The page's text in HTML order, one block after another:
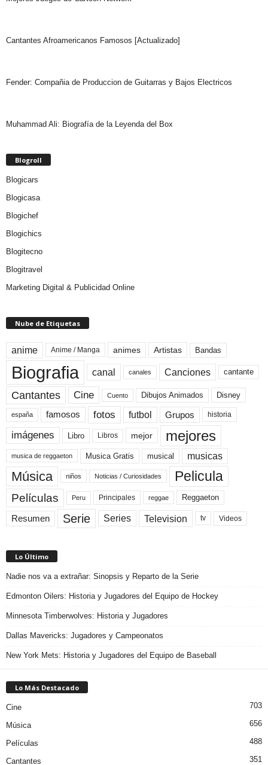
Cantantes Afroamericanos Famosos [Actualizado]
Fender: Compañia de Produccion de Guitarras y Bajos Electricos
Muhammad Ali: Biografía de la Leyenda del Box
Blogroll
Blogicars
Blogicasa
Blogichef
Blogichics
Blogitecno
Blogitravel
Marketing Digital & Publicidad Online
Nube de Etiquetas
anime Anime / Manga animes Artistas Bandas
Biografia canal canales Canciones cantante
Cantantes Cine Cuento Dibujos Animados Disney
españa famosos fotos futbol Grupos historia
imágenes Libro Libros mejor mejores
musica de reggaeton Musica Gratis musical musicas
Música niños Noticias / Curiosidades Pelicula
Películas Peru Principales reggae Reggaeton
Resumen Serie Series Television tv Videos
Lo Último
Nadie nos va a extrañar: Sinopsis y Reparto de la Serie
Edmonton Oilers: Historia y Jugadores del Equipo de Hockey
Minnesota Timberwolves: Historia y Jugadores
Dallas Mavericks: Jugadores y Campeonatos
New York Mets: Historia y Jugadores del Equipo de Baseball
Lo Más Destacado
Cine 703
Música 656
Películas 488
Cantantes 351